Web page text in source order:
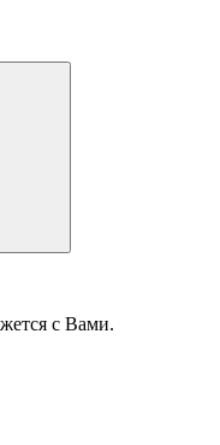
с Вами.